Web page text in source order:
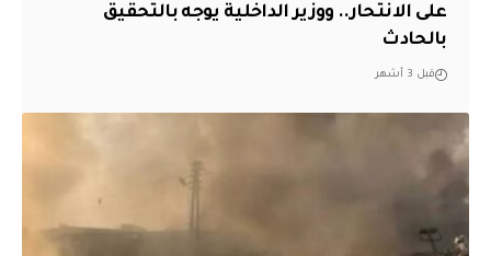
على الانتحار.. ووزير الداخلية يوجه بالتحقيق
بالحادث
قبل 3 أشهر